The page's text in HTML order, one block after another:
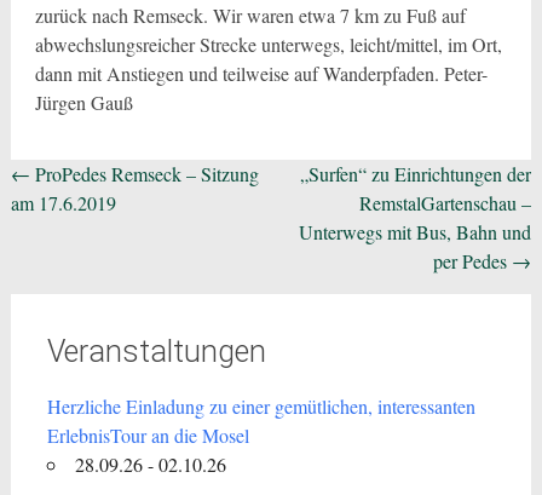
zurück nach Remseck. Wir waren etwa 7 km zu Fuß auf
abwechslungsreicher Strecke unterwegs, leicht/mittel, im Ort,
dann mit Anstiegen und teilweise auf Wanderpfaden. Peter-
Jürgen Gauß
Beitragsnavigation
← ProPedes Remseck – Sitzung
am 17.6.2019
„Surfen“ zu Einrichtungen der
RemstalGartenschau –
Unterwegs mit Bus, Bahn und
per Pedes →
Veranstaltungen
Herzliche Einladung zu einer gemütlichen, interessanten
ErlebnisTour an die Mosel
28.09.26 - 02.10.26